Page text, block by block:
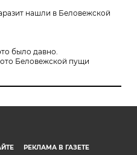
нашли в Беловежской
было давно.
Беловежской пущи
РЕКЛАМА В ГАЗЕТЕ